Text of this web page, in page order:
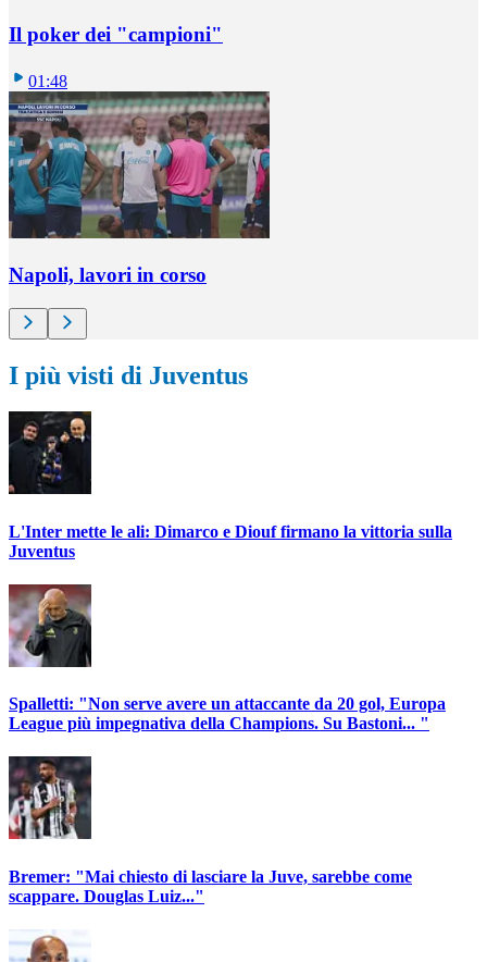
Il poker dei "campioni"
01:48
Napoli, lavori in corso
I più visti di Juventus
L'Inter mette le ali: Dimarco e Diouf firmano la vittoria sulla
Juventus
Spalletti: "Non serve avere un attaccante da 20 gol, Europa
League più impegnativa della Champions. Su Bastoni... "
Bremer: "Mai chiesto di lasciare la Juve, sarebbe come
scappare. Douglas Luiz..."